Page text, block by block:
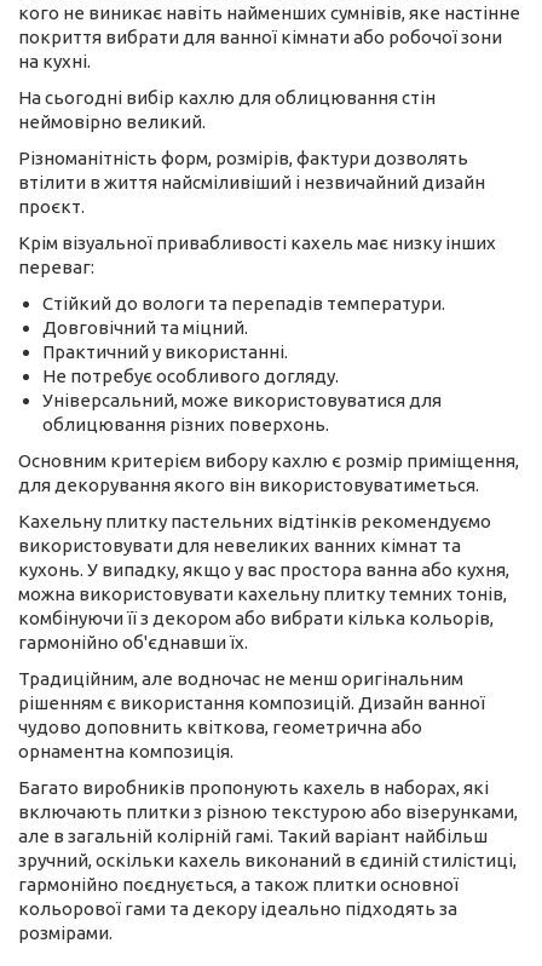
кого не виникає навіть найменших сумнівів, яке настінне
покриття вибрати для ванної кімнати або робочої зони
на кухні.
На сьогодні вибір кахлю для облицювання стін
неймовірно великий.
Різноманітність форм, розмірів, фактури дозволять
втілити в життя найсміливіший і незвичайний дизайн
проєкт.
Крім візуальної привабливості кахель має низку інших
переваг:
Стійкий до вологи та перепадів температури.
Довговічний та міцний.
Практичний у використанні.
Не потребує особливого догляду.
Універсальний, може використовуватися для
облицювання різних поверхонь.
Основним критерієм вибору кахлю є розмір приміщення,
для декорування якого він використовуватиметься.
Кахельну плитку пастельних відтінків рекомендуємо
використовувати для невеликих ванних кімнат та
кухонь. У випадку, якщо у вас простора ванна або кухня,
можна використовувати кахельну плитку темних тонів,
комбінуючи її з декором або вибрати кілька кольорів,
гармонійно об'єднавши їх.
Традиційним, але водночас не менш оригінальним
рішенням є використання композицій. Дизайн ванної
чудово доповнить квіткова, геометрична або
орнаментна композиція.
Багато виробників пропонують кахель в наборах, які
включають плитки з різною текстурою або візерунками,
але в загальній колірній гамі. Такий варіант найбільш
зручний, оскільки кахель виконаний в єдиній стилістиці,
гармонійно поєднується, а також плитки основної
кольорової гами та декору ідеально підходять за
розмірами.